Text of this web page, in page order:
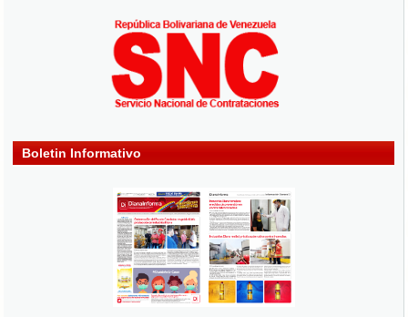
Boletin Informativo